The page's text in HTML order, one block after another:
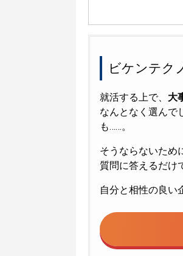
ビケンテク
就活する上で、 大
なんとなく選んで
も……。
そうならないため
質問に答えるだけ
自分と相性の良い